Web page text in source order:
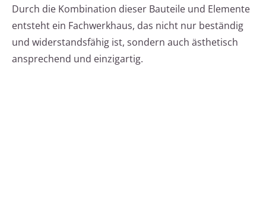
Durch die Kombination dieser Bauteile und Elemente
entsteht ein Fachwerkhaus, das nicht nur beständig
und widerstandsfähig ist, sondern auch ästhetisch
ansprechend und einzigartig.